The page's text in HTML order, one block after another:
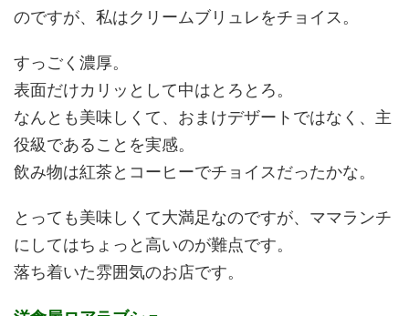
のですが、私はクリームブリュレをチョイス。
すっごく濃厚。
表面だけカリッとして中はとろとろ。
なんとも美味しくて、おまけデザートではなく、主
役級であることを実感。
飲み物は紅茶とコーヒーでチョイスだったかな。
とっても美味しくて大満足なのですが、ママランチ
にしてはちょっと高いのが難点です。
落ち着いた雰囲気のお店です。